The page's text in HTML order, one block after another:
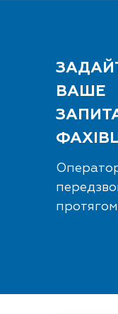
ВАШЕ